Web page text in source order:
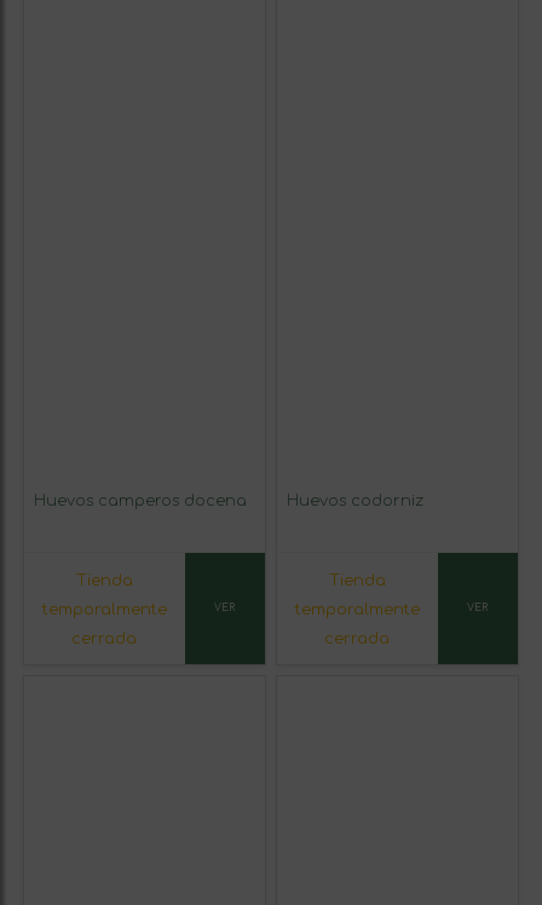
Huevos camperos docena
Tienda
temporalmente
cerrada
VER
Huevos codorniz
Tienda
temporalmente
cerrada
VER